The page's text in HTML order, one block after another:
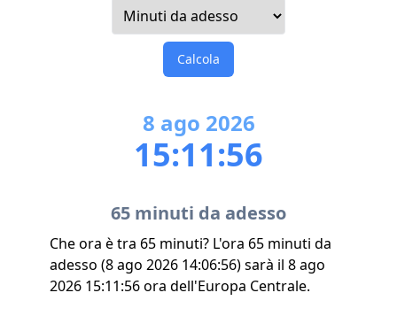
Calcola
8 ago 2026
15:11:56
65 minuti da adesso
Che ora è tra 65 minuti? L'ora 65 minuti da
adesso (8 ago 2026 14:06:56) sarà il 8 ago
2026 15:11:56 ora dell'Europa Centrale.